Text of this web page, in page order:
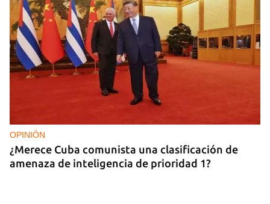
OPINIÓN
¿Merece Cuba comunista una clasificación de
amenaza de inteligencia de prioridad 1?